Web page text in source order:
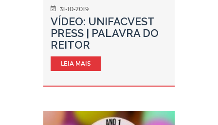
31-10-2019
VÍDEO: UNIFACVEST
PRESS | PALAVRA DO
REITOR
LEIA MAIS